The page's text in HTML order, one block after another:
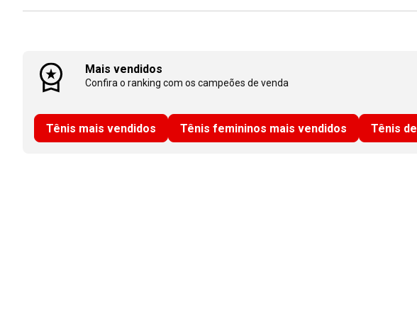
Mais vendidos
Confira o ranking com os campeões de venda
Tênis mais vendidos Tênis femininos mais vendidos Tênis